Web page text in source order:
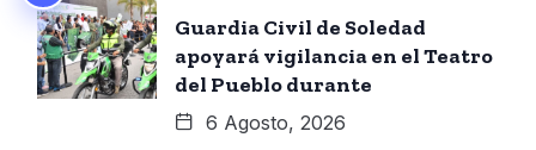
Guardia Civil de Soledad
apoyará vigilancia en el Teatro
del Pueblo durante
6 Agosto, 2026